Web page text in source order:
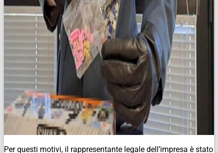
Per questi motivi, il rappresentante legale dell’impresa è stato